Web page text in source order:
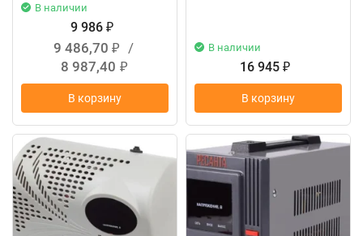
В наличии
9 986 ₽
9 486,70 ₽
/
8 987,40 ₽
В корзину
В наличии
16 945 ₽
В корзину